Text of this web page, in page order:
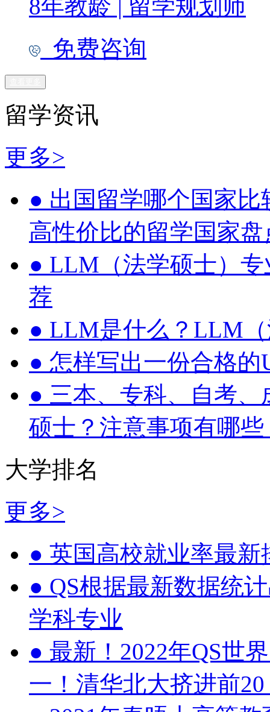
8年教龄 | 留学规划师
免费咨询
留学资讯
更多>
● 出国留学哪个国家
高性价比的留学国家盘
● LLM（法学硕士）
荐
● LLM是什么？LLM
● 怎样写出一份合格的
● 三本、专科、自考
硕士？注意事项有哪些
大学排名
更多>
● 英国高校就业率最
● QS根据最新数据统
学科专业
● 最新！2022年QS世
一！清华北大挤进前20